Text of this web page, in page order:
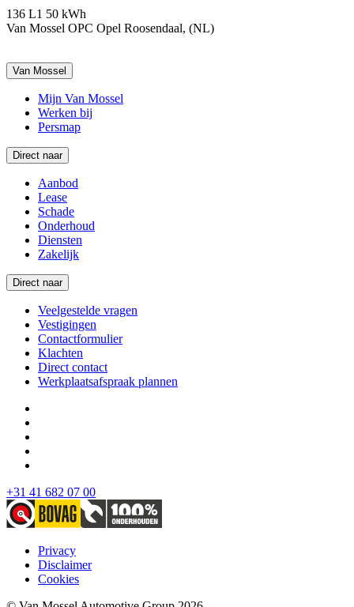
136 L1 50 kWh
Van Mossel OPC Opel Roosendaal, (NL)
Van Mossel
Mijn Van Mossel
Werken bij
Persmap
Direct naar
Aanbod
Lease
Schade
Onderhoud
Diensten
Zakelijk
Direct naar
Veelgestelde vragen
Vestigingen
Contactformulier
Klachten
Direct contact
Werkplaatsafspraak plannen
+31 41 682 07 00
Privacy
Disclaimer
Cookies